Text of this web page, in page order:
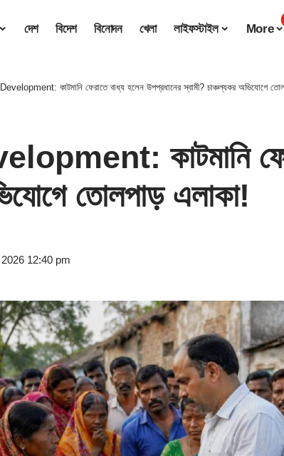
দেশ বিদেশ বিনোদন খেলা লাইফস্টাইল More
কাটমানি ফেরাতে বাধ্য হলেন উপপ্রধানের স্বামী? চাঞ্চল্যকর অভিযোগে
কাটমানি
তোলপাড় এলাকা!
12:40 pm